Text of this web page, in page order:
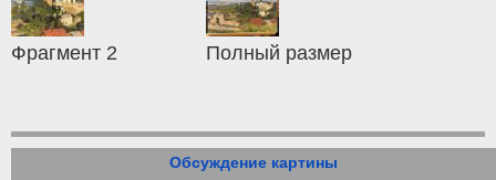
Фрагмент 2 Полный размер
Обсуждение картины